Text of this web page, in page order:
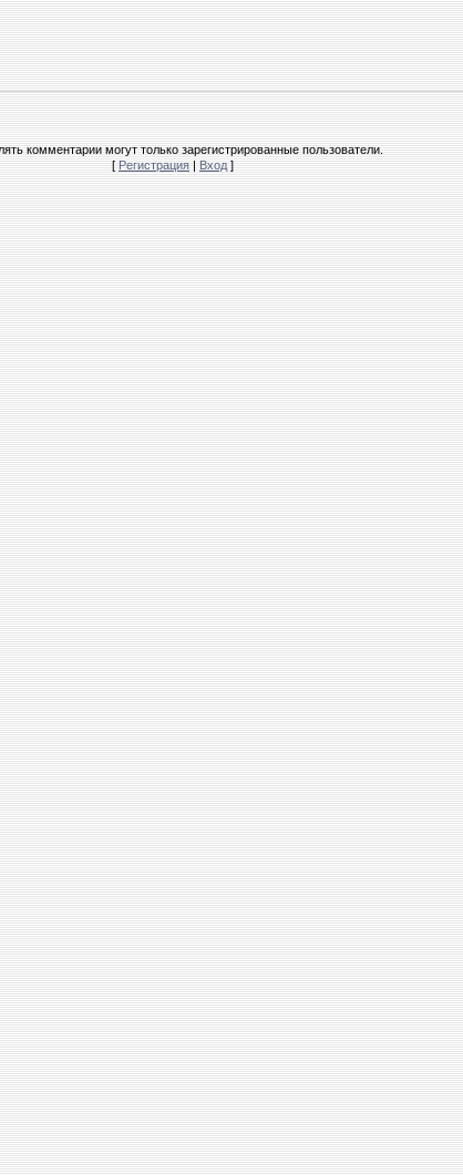
комментарии могут только зарегистрированные пользователи.
[Регистрация|Вход]